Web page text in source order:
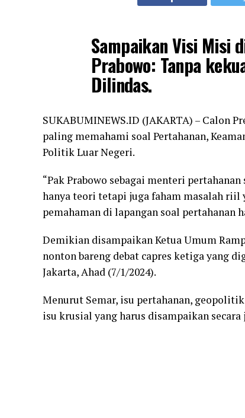
Sampaikan Visi Misi
Prabowo: Tanpa
Dilindas.
SUKABUMINEWS.ID (JAKARTA) – Calon
paling memahami soal Pertahanan,
Politik Luar Negeri.
“Pak Prabowo sebagai menteri
hanya teori tetapi juga faham masalah
pemahaman di lapangan soal pertahanan
Demikian disampaikan Ketua Umum
nonton bareng debat capres ketiga yang
Jakarta, Ahad (7/1/2024).
Menurut Semar, isu pertahanan,
isu krusial yang harus disampaikan